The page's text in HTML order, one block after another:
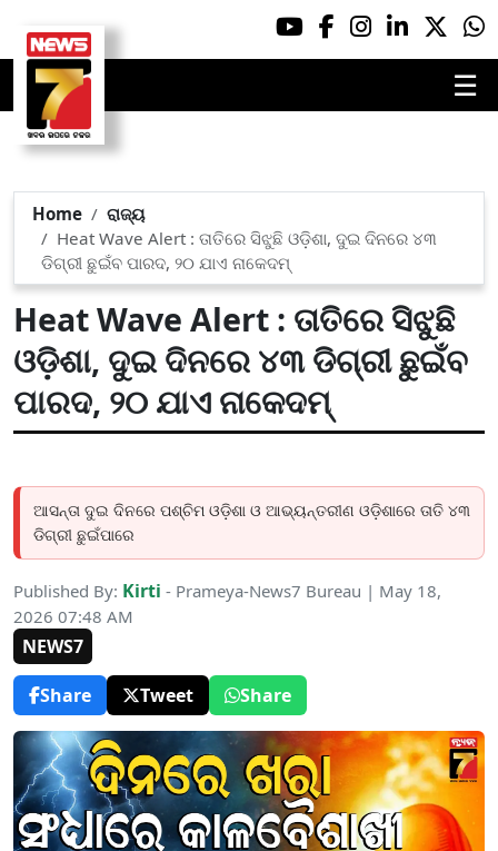
☰
Home
ରାଜ୍ୟ
Heat Wave Alert : ତାତିରେ ସିଝୁଛି ଓଡ଼ିଶା, ଦୁଇ ଦିନରେ ୪୩
ଡିଗ୍ରୀ ଛୁଇଁବ ପାରଦ, ୨୦ ଯାଏ ନାକେଦମ୍
Heat Wave Alert : ତାତିରେ ସିଝୁଛି
ଓଡ଼ିଶା, ଦୁଇ ଦିନରେ ୪୩ ଡିଗ୍ରୀ ଛୁଇଁବ
ପାରଦ, ୨୦ ଯାଏ ନାକେଦମ୍
ଆସନ୍ତା ଦୁଇ ଦିନରେ ପଶ୍ଚିମ ଓଡ଼ିଶା ଓ ଆଭ୍ୟନ୍ତରୀଣ ଓଡ଼ିଶାରେ ତାତି ୪୩
ଡିଗ୍ରୀ ଛୁଇଁପାରେ
Published By: Kirti - Prameya-News7 Bureau | May 18,
2026 07:48 AM
NEWS7
Share
Tweet Share